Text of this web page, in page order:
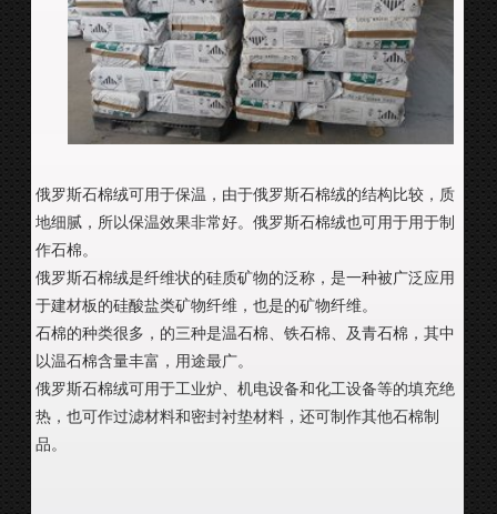
俄罗斯石棉绒可用于保温，由于俄罗斯石棉绒的结构比较，质
地细腻，所以保温效果非常好。俄罗斯石棉绒也可用于用于制
作石棉。
俄罗斯石棉绒是纤维状的硅质矿物的泛称，是一种被广泛应用
于建材板的硅酸盐类矿物纤维，也是的矿物纤维。
石棉的种类很多，的三种是温石棉、铁石棉、及青石棉，其中
以温石棉含量丰富，用途最广。
俄罗斯石棉绒可用于工业炉、机电设备和化工设备等的填充绝
热，也可作过滤材料和密封衬垫材料，还可制作其他石棉制
品。